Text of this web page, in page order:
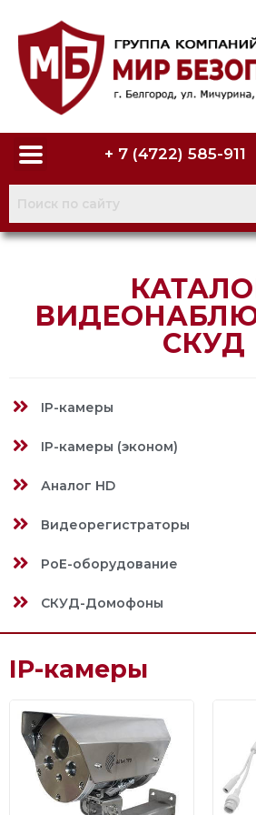
+ 7 (4722) 585-911
СКУД
IP-камеры
IP-камеры (эконом)
Аналог HD
Видеорегистраторы
PoE-оборудование
СКУД-Домофоны
IP-камеры